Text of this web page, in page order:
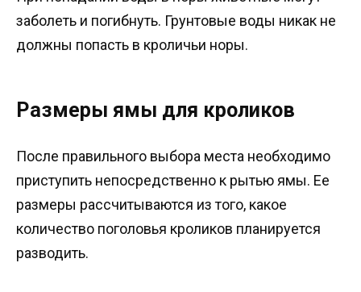
заболеть и погибнуть. Грунтовые воды никак не
должны попасть в кроличьи норы.
Размеры ямы для кроликов
После правильного выбора места необходимо
приступить непосредственно к рытью ямы. Ее
размеры рассчитываются из того, какое
количество поголовья кроликов планируется
разводить.